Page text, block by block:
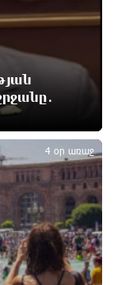
Բ-ի և
12 ժամ առաջ
տղամարդը
12 ժամ առաջ
դրություն է
13 ժամ առաջ
4 օր առաջ